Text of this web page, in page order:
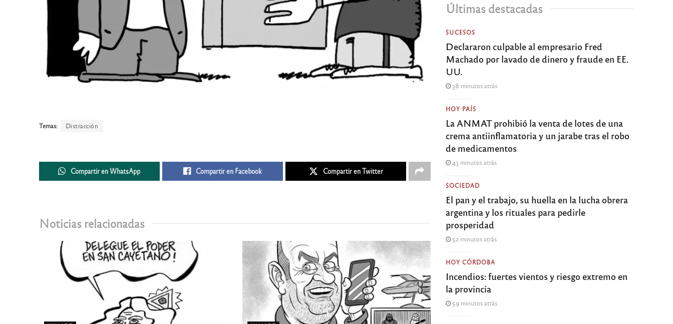
Temas: Distracción
Compartir en WhatsApp Compartir en Facebook Compartir en Twitter
Noticias relacionadas
Últimas destacadas
SUCESOS
Declararon culpable al empresario Fred
Machado por lavado de dinero y fraude en EE.
UU.
38 minutos atrás
HOY PAÍS
La ANMAT prohibió la venta de lotes de una
crema antiinflamatoria y un jarabe tras el robo
de medicamentos
43 minutos atrás
SOCIEDAD
El pan y el trabajo, su huella en la lucha obrera
argentina y los rituales para pedirle
prosperidad
52 minutos atrás
HOY CÓRDOBA
Incendios: fuertes vientos y riesgo extremo en
la provincia
59 minutos atrás